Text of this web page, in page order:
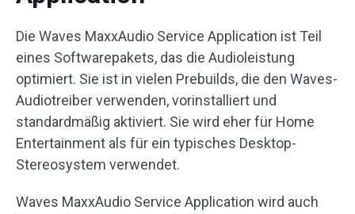
Die Waves MaxxAudio Service Application ist Teil
eines Softwarepakets, das die Audioleistung
optimiert. Sie ist in vielen Prebuilds, die den Waves-
Audiotreiber verwenden, vorinstalliert und
standardmäßig aktiviert. Sie wird eher für Home
Entertainment als für ein typisches Desktop-
Stereosystem verwendet.
Waves MaxxAudio Service Application wird auch